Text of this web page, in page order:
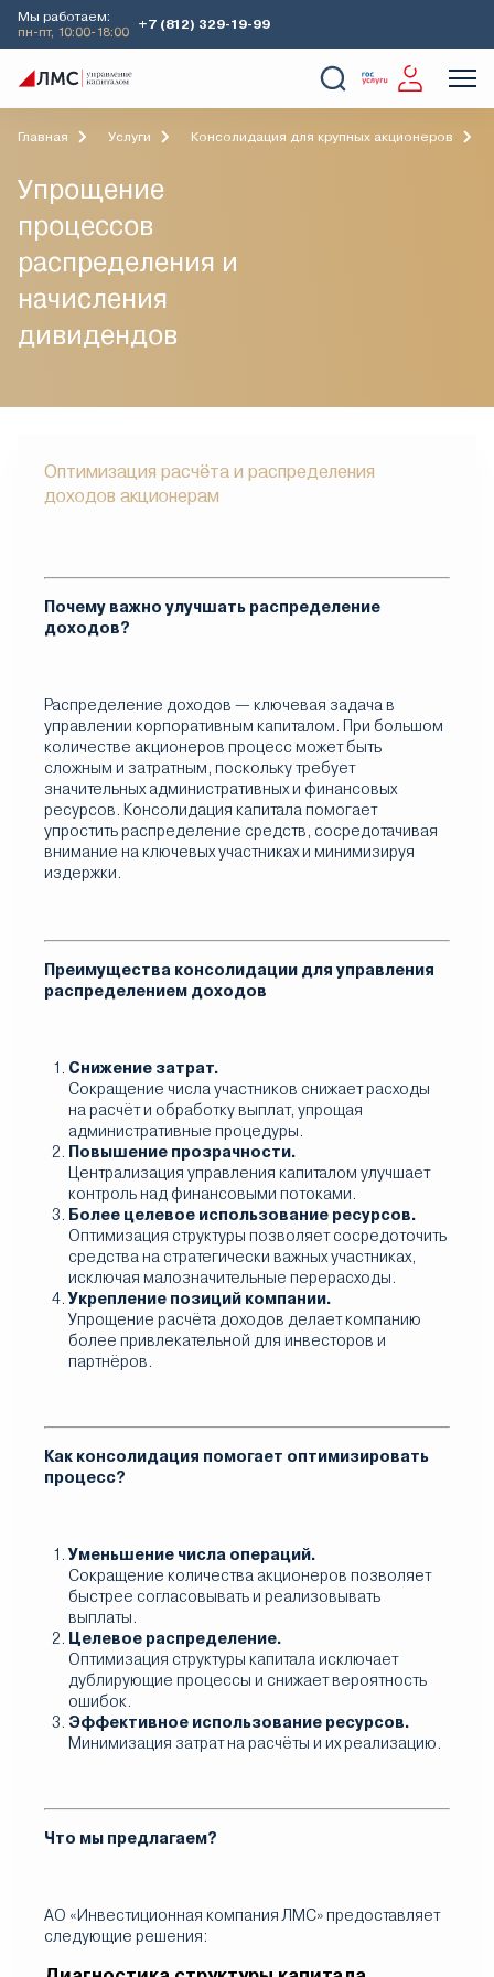
Мы работаем:
пн-пт, 10:00-18:00
+7 (812) 329-19-99
О Компании
Главная Услуги Консолидация для крупных акционеров
Упрощение
процессов
распределения и
начисления
дивидендов
Оптимизация расчёта и распределения
доходов акционерам
Почему важно улучшать распределение
доходов?
Распределение доходов — ключевая задача в
управлении корпоративным капиталом. При большом
количестве акционеров процесс может быть
сложным и затратным, поскольку требует
значительных административных и финансовых
ресурсов. Консолидация капитала помогает
упростить распределение средств, сосредотачивая
внимание на ключевых участниках и минимизируя
издержки.
Преимущества консолидации для управления
распределением доходов
Снижение затрат.
Сокращение числа участников снижает расходы
на расчёт и обработку выплат, упрощая
административные процедуры.
Повышение прозрачности.
Централизация управления капиталом улучшает
контроль над финансовыми потоками.
Более целевое использование ресурсов.
Оптимизация структуры позволяет сосредоточить
средства на стратегически важных участниках,
исключая малозначительные перерасходы.
Укрепление позиций компании.
Упрощение расчёта доходов делает компанию
более привлекательной для инвесторов и
партнёров.
Как консолидация помогает оптимизировать
процесс?
Уменьшение числа операций.
Сокращение количества акционеров позволяет
быстрее согласовывать и реализовывать
выплаты.
Целевое распределение.
Оптимизация структуры капитала исключает
дублирующие процессы и снижает вероятность
ошибок.
Эффективное использование ресурсов.
Минимизация затрат на расчёты и их реализацию.
Что мы предлагаем?
АО «Инвестиционная компания ЛМС» предоставляет
следующие решения: